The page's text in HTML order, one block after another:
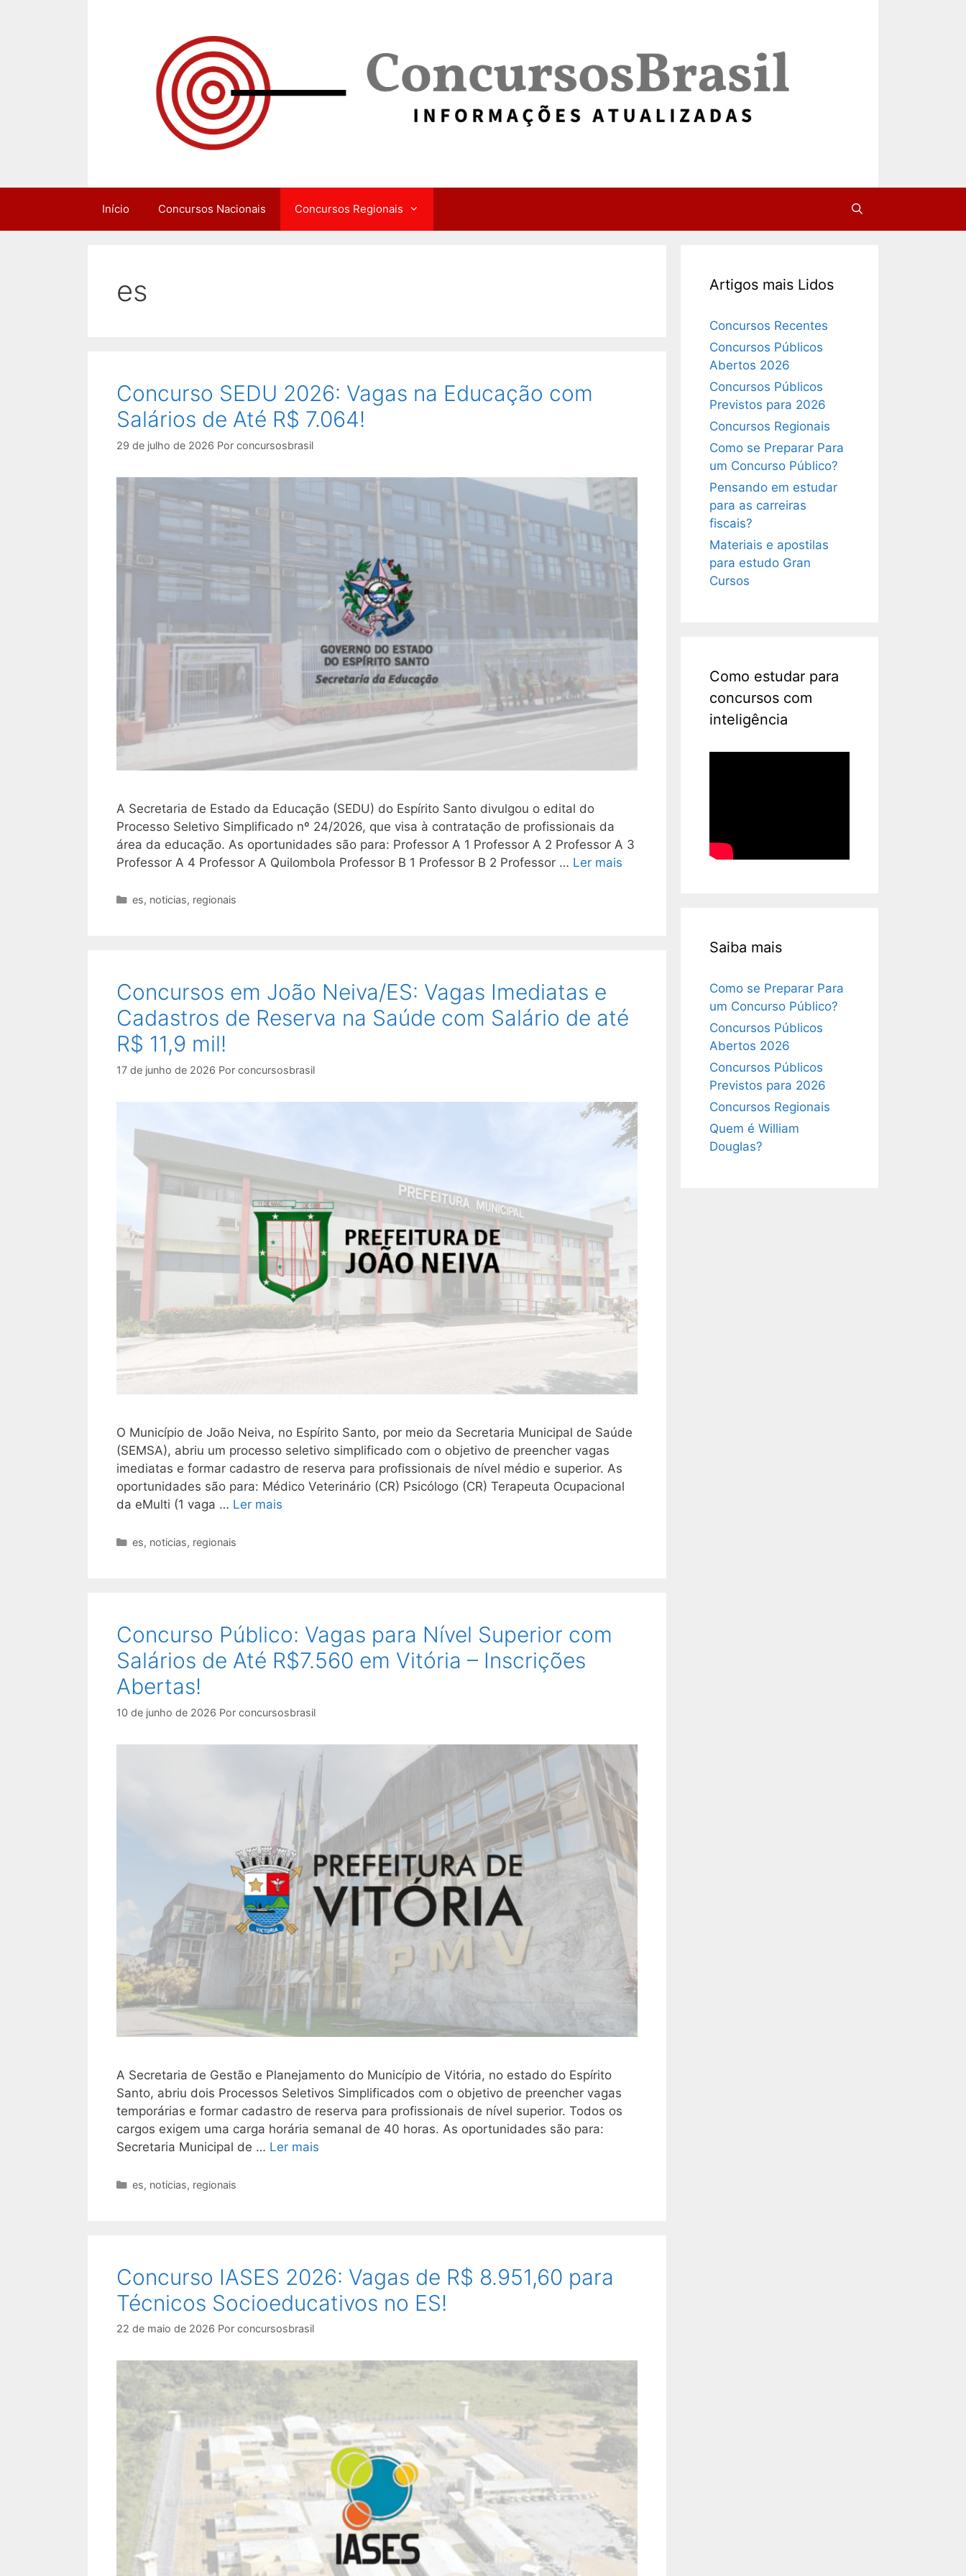
Início Concursos Nacionais Concursos Regionais
es
Concurso SEDU 2026: Vagas na Educação com
Salários de Até R$ 7.064!
29 de julho de 2026 Por concursosbrasil
A Secretaria de Estado da Educação (SEDU) do Espírito Santo divulgou o edital do
Processo Seletivo Simplificado nº 24/2026, que visa à contratação de profissionais da
área da educação. As oportunidades são para: Professor A 1 Professor A 2 Professor A 3
Professor A 4 Professor A Quilombola Professor B 1 Professor B 2 Professor … Ler mais
Categorias
es, noticias, regionais
Concursos em João Neiva/ES: Vagas Imediatas e
Cadastros de Reserva na Saúde com Salário de até
R$ 11,9 mil!
17 de junho de 2026 Por concursosbrasil
O Município de João Neiva, no Espírito Santo, por meio da Secretaria Municipal de Saúde
(SEMSA), abriu um processo seletivo simplificado com o objetivo de preencher vagas
imediatas e formar cadastro de reserva para profissionais de nível médio e superior. As
oportunidades são para: Médico Veterinário (CR) Psicólogo (CR) Terapeuta Ocupacional
da eMulti (1 vaga … Ler mais
Categorias
es, noticias, regionais
Concurso Público: Vagas para Nível Superior com
Salários de Até R$7.560 em Vitória – Inscrições
Abertas!
10 de junho de 2026 Por concursosbrasil
A Secretaria de Gestão e Planejamento do Município de Vitória, no estado do Espírito
Santo, abriu dois Processos Seletivos Simplificados com o objetivo de preencher vagas
temporárias e formar cadastro de reserva para profissionais de nível superior. Todos os
cargos exigem uma carga horária semanal de 40 horas. As oportunidades são para:
Secretaria Municipal de … Ler mais
Categorias
es, noticias, regionais
Concurso IASES 2026: Vagas de R$ 8.951,60 para
Técnicos Socioeducativos no ES!
22 de maio de 2026 Por concursosbrasil
Artigos mais Lidos
Concursos Recentes
Concursos Públicos
Abertos 2026
Concursos Públicos
Previstos para 2026
Concursos Regionais
Como se Preparar Para
um Concurso Público?
Pensando em estudar
para as carreiras
fiscais?
Materiais e apostilas
para estudo Gran
Cursos
Como estudar para
concursos com
inteligência
Saiba mais
Como se Preparar Para
um Concurso Público?
Concursos Públicos
Abertos 2026
Concursos Públicos
Previstos para 2026
Concursos Regionais
Quem é William
Douglas?